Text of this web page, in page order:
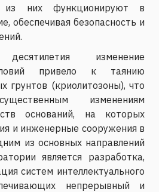
из них функционируют в
обеспечивая безопасность и
изменение
привело к таянию
грунтов (криолитозоны), что
изменениям
оснований, на которых
и инженерные сооружения в
из основных направлений
является разработка,
систем интеллектуального
непрерывный и